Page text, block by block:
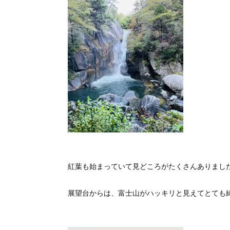
紅葉も始まっていて見どころがたくさんありまし
展望台からは、富士山がハッキリと見えてとても